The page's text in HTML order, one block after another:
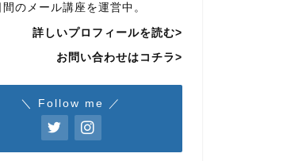
のメール講座を運営中。
詳しいプロフィールを読む>
お問い合わせはコチラ>
＼ Follow me ／